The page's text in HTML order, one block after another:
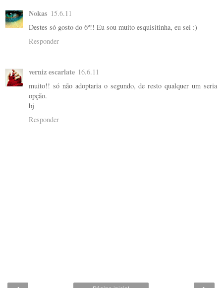
Nokas 15.6.11
Destes só gosto do 6º!! Eu sou muito esquisitinha, eu sei :)
Responder
verniz escarlate 16.6.11
muito!! só não adoptaria o segundo, de resto qualquer um seria
opção.
bj
Responder